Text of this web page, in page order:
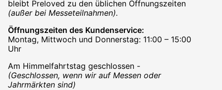
bleibt Preloved zu den üblichen Öffnungszeiten
(außer bei Messeteilnahmen).
Öffnungszeiten des Kundenservice:
Montag, Mittwoch und Donnerstag: 11:00 – 15:00
Uhr
Am Himmelfahrtstag geschlossen -
(Geschlossen, wenn wir auf Messen oder
Jahrmärkten sind)